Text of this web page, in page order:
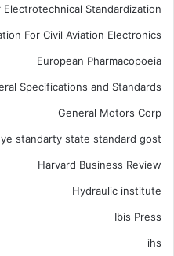
Standardization
For Civil Aviation Electronics
European Pharmacopoeia
Specifications and Standards
General Motors Corp
standarty state standard gost
Harvard Business Review
Hydraulic institute
Ibis Press
ihs